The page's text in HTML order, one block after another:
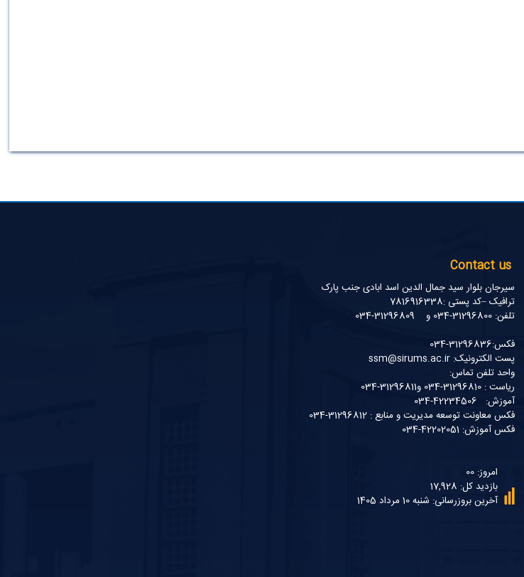
Contact us
سیرجان بلوار سید جمال الدین اسد ابادی جنب پارک
ترافیک –کد پستی :7816916338
تلفن: 31296800-034 و 31296809-034
فکس:31296836-034
پست الکترونیک: ssm@sirums.ac.ir
واحد تلفن تماس:
ریاست : 31296810-034 و31296811-034
آموزش: 42234506-034
فکس معاونت توسعه مدیریت و منابع : 31296812-034
فکس آموزش: 42202051-034
امروز: 00
بازدید کل: 17,928
آخرین بروزرسانی: شنبه 10 مرداد 1405